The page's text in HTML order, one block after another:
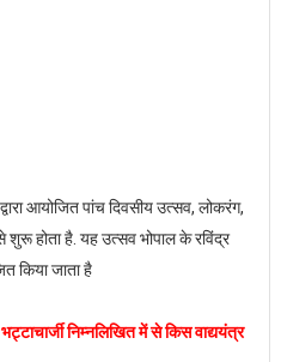
आयोजित पांच दिवसीय उत्सव, लोकरंग,
होता है. यह उत्सव भोपाल के रविंद्र
किया जाता है
निम्नलिखित में से किस वाद्ययंत्र